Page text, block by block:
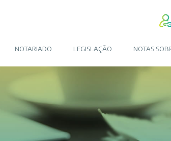
NOTARIADO LEGISLAÇÃO NOTAS